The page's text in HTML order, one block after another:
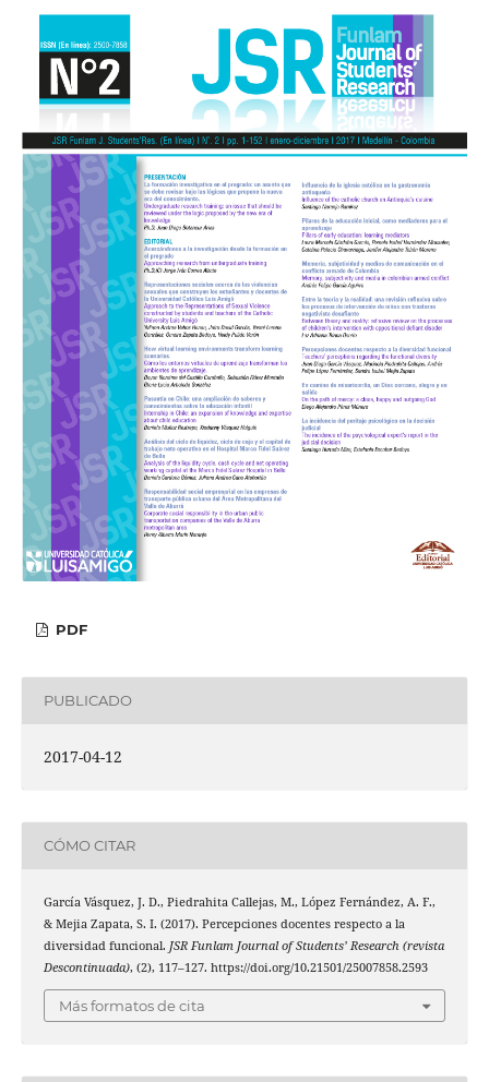
PDF
PUBLICADO
2017-04-12
CÓMO CITAR
García Vásquez, J. D., Piedrahita Callejas, M., López Fernández, A. F.,
& Mejia Zapata, S. I. (2017). Percepciones docentes respecto a la
diversidad funcional. JSR Funlam Journal of Students’ Research (revista
Descontinuada), (2), 117–127. https://doi.org/10.21501/25007858.2593
Más formatos de cita